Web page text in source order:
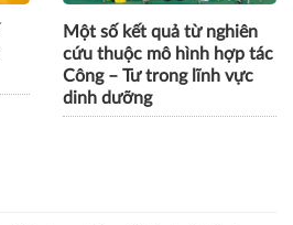
Một số kết quả từ nghiên
cứu thuộc mô hình hợp tác
Công – Tư trong lĩnh vực
dinh dưỡng